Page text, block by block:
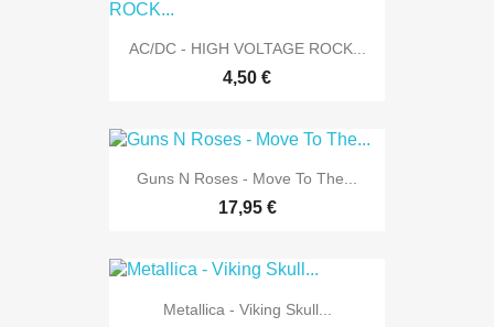
AC/DC - HIGH VOLTAGE ROCK...
4,50 €
Guns N Roses - Move To The...
17,95 €
Metallica - Viking Skull...